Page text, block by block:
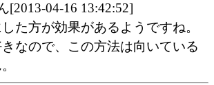
[2013-04-16 13:42:52]
た方が効果があるようですね。
なので、この方法は向いている